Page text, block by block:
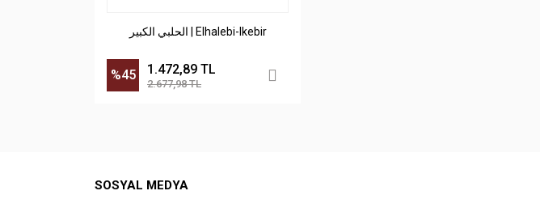
الحلبي الكبير | Elhalebi-lkebir
%45 1.472,89 TL
2.677,98 TL
SOSYAL MEDYA